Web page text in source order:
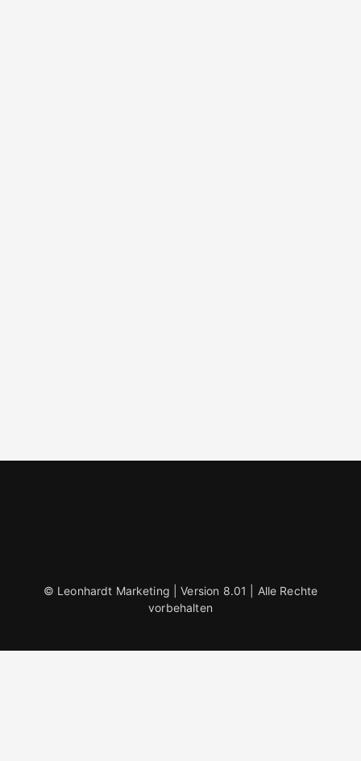
© Leonhardt Marketing | Version 8.01 | Alle Rechte
vorbehalten